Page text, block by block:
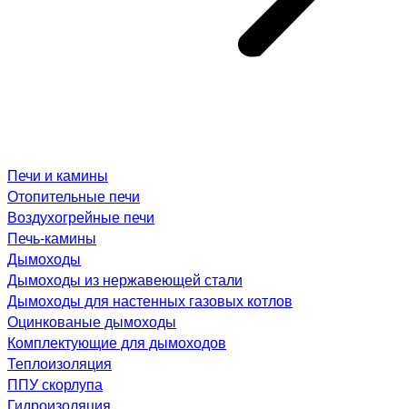
Печи и камины
Отопительные печи
Воздухогрейные печи
Печь-камины
Дымоходы
Дымоходы из нержавеющей стали
Дымоходы для настенных газовых котлов
Оцинкованые дымоходы
Комплектующие для дымоходов
Теплоизоляция
ППУ скорлупа